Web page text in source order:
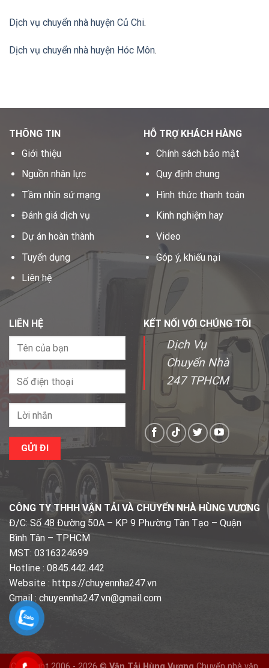
Dịch vụ chuyển nhà huyện Củ Chi.
Dịch vụ chuyển nhà huyện Hóc Môn.
THÔNG TIN
Giới thiệu
Nguồn nhân lực
Tầm nhìn sứ mạng
Đánh giá dịch vụ
Dự án hoàn thành
Tuyển dụng
Liên hệ
HỖ TRỢ KHÁCH HÀNG
Chính sách bảo mật
Quy định chung
Hình thức thanh toán
Kinh nghiệm hay
Video
Góp ý, khiếu nại
LIÊN HỆ KẾT NỐI VỚI CHÚNG TÔI
Dịch Vụ
Chuyển Nhà
247 TPHCM
CÔNG TY THHH VẬN TẢI VÀ CHUYỂN NHÀ HÙNG VƯƠNG
Đ/C: Số 48 Đường 50A – KP 9 Phường Tân Tạo – Quận
Bình Tân – TPHCM
MST: 0316324699
Hotline : 0845.442.442
Website : https://chuyennha247.vn
Gmail : chuyennha247.vn@gmail.com